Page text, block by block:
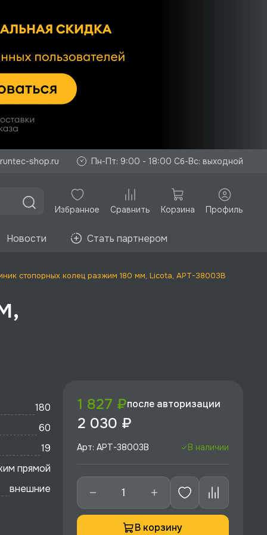
shop.ru Пн-Пт: 9:00 - 18:00 Сб-Вс: выходной
Избранное Сравнить Корзина Профиль
Новости Стать партнером
стопорных колец разжим 180 мм, Licota, APT-38003B
180
60
19
прямой
внешние
1 827 ₽после авторизации
2 030 ₽
Арт: APT-38003B В наличии
В корзину